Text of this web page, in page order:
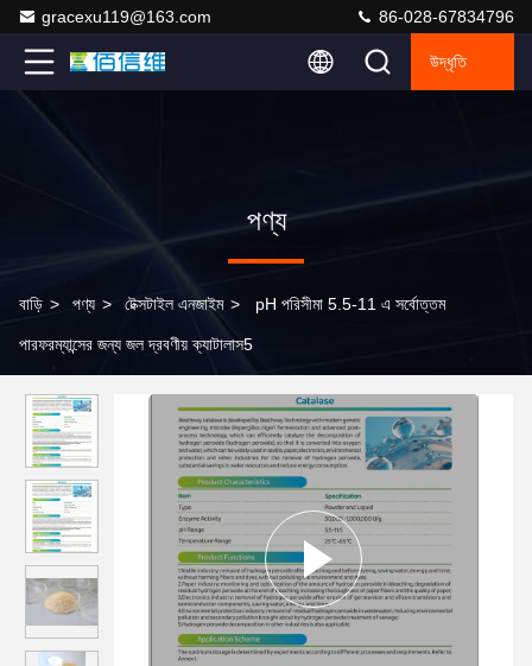
gracexu119@163.com 86-028-67834796
উদ্ধৃতি
পণ্য
বাড়ি > পণ্য > টেক্সটাইল এনজাইম > pH পরিসীমা 5.5-11 এ সর্বোত্তম
পারফরম্যান্সের জন্য জল দ্রবণীয় ক্যাটালাস5